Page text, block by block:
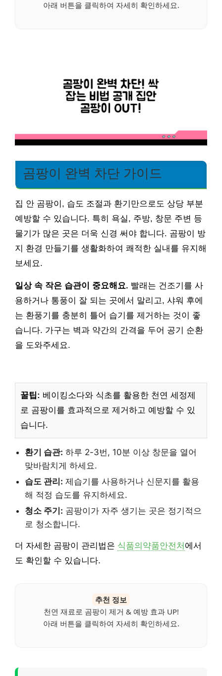
아래 버튼을 클릭하여 자세히 확인하세요.
곰팡이 완벽 차단 가이드
집 안 곰팡이, 습도 조절과 환기만으로도 상당 부분
예방할 수 있습니다. 특히 욕실, 주방, 창문 주변 등
물기가 많은 곳은 더욱 신경 써야 합니다. 곰팡이 방
지 환경 만들기를 생활화하여 쾌적한 실내를 유지해
보세요.
일상 속 작은 습관이 중요해요. 빨래는 건조기를 사
용하거나 통풍이 잘 되는 곳에서 말리고, 샤워 후에
는 환풍기를 충분히 틀어 습기를 제거하는 것이 좋
습니다. 가구는 벽과 약간의 간격을 두어 공기 순환
을 도와주세요.
꿀팁: 베이킹소다와 식초를 활용한 천연 세정제
로 곰팡이를 효과적으로 제거하고 예방할 수 있
습니다.
환기 습관: 하루 2-3번, 10분 이상 창문을 열어
맞바람치게 하세요.
습도 관리: 제습기를 사용하거나 신문지를 활용
해 적정 습도를 유지하세요.
청소 주기: 곰팡이가 자주 생기는 곳은 정기적으
로 청소합니다.
더 자세한 곰팡이 관리법은 식품의약품안전처 에서
도 확인할 수 있습니다.
추천 정보
천연 재료로 곰팡이 제거 & 예방 효과 UP!
아래 버튼을 클릭하여 자세히 확인하세요.